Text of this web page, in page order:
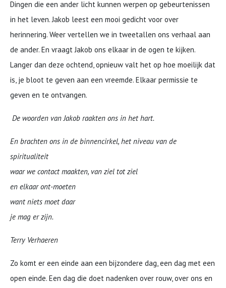
Dingen die een ander licht kunnen werpen op gebeurtenissen
in het leven. Jakob leest een mooi gedicht voor over
herinnering. Weer vertellen we in tweetallen ons verhaal aan
de ander. En vraagt Jakob ons elkaar in de ogen te kijken.
Langer dan deze ochtend, opnieuw valt het op hoe moeilijk dat
is, je bloot te geven aan een vreemde. Elkaar permissie te
geven en te ontvangen.
De woorden van Jakob raakten ons in het hart.
En brachten ons in de binnencirkel, het niveau van de
spiritualiteit
waar we contact maakten, van ziel tot ziel
en elkaar ont-moeten
want niets moet daar
je mag er zijn.
Terry Verhaeren
Zo komt er een einde aan een bijzondere dag, een dag met een
open einde. Een dag die doet nadenken over rouw, over ons en